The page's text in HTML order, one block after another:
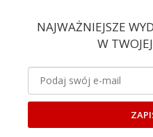
NAJWAŻNIEJSZE
W